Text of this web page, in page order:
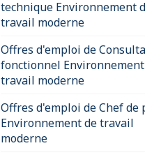
technique Environnement
travail moderne
Offres d'emploi de
fonctionnel
travail moderne
Offres d'emploi de Chef de
Environnement de travail
moderne